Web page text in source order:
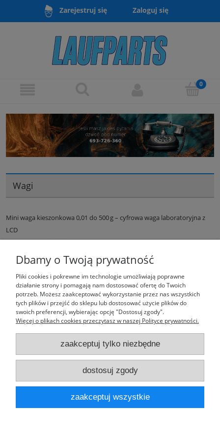
Zarejestruj się Zaloguj się
Wagi
Mini waga kieszonkowa 0,01 do 500 g – cyfrowa waga laboratoryjna z
LCD
do koszyka
Moje konto
Laufparts
Dbamy o Twoją prywatność
Pliki cookies i pokrewne im technologie umożliwiają poprawne
działanie strony i pomagają nam dostosować ofertę do Twoich
potrzeb. Możesz zaakceptować wykorzystanie przez nas wszystkich
tych plików i przejść do sklepu lub dostosować użycie plików do
swoich preferencji, wybierając opcję "Dostosuj zgody".
Więcej o plikach cookies przeczytasz w naszej Polityce prywatności.
zaakceptuj tylko niezbędne
dostosuj zgody
zaakceptuj wszystkie